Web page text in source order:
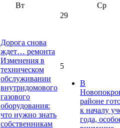
Вт
Ср
29
Дорога снова
ждет… ремонта
Изменения в
техническом
обслуживании
внутридомового
газового
оборудования:
что нужно знать
собственникам
5
В
районе
к началу
года,